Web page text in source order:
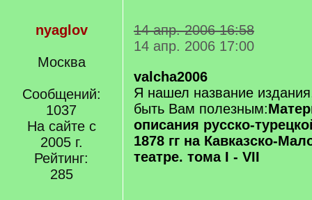
nyaglov
Москва
Сообщений:
1037
На сайте с
2005 г.
Рейтинг:
285
14 апр. 2006 16:58
14 апр. 2006 17:00
valcha2006
Я нашел название
быть Вам полезным:
описания русско-
1878 гг на Кавказско-
театре. тома I - VII